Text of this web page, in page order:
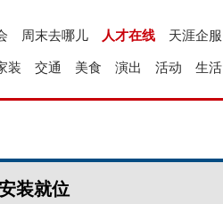
天涯企服
人才在线
周末去哪儿
生活
活动
演出
美食
交通
装
装就位